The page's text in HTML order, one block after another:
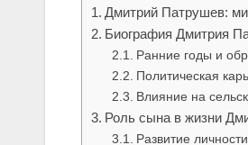
Дмитрий Патрушев:
Биография Дмитрия
Ранние годы и
Политическая
Влияние на
Роль сына в жизни
Развитие личности